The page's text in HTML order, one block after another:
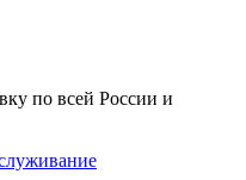
по всей России и